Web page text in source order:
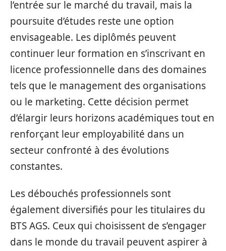
l’entrée sur le marché du travail, mais la
poursuite d’études reste une option
envisageable. Les diplômés peuvent
continuer leur formation en s’inscrivant en
licence professionnelle dans des domaines
tels que le management des organisations
ou le marketing. Cette décision permet
d’élargir leurs horizons académiques tout en
renforçant leur employabilité dans un
secteur confronté à des évolutions
constantes.
Les débouchés professionnels sont
également diversifiés pour les titulaires du
BTS AGS. Ceux qui choisissent de s’engager
dans le monde du travail peuvent aspirer à